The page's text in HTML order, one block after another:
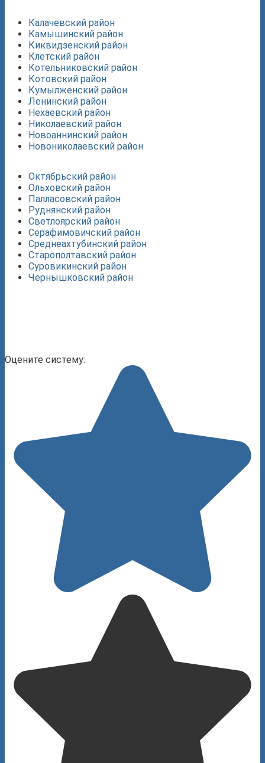
Калачевский район
Камышинский район
Киквидзенский район
Клетский район
Котельниковский район
Котовский район
Кумылженский район
Ленинский район
Нехаевский район
Николаевский район
Новоаннинский район
Новониколаевский район
Октябрьский район
Ольховский район
Палласовский район
Руднянский район
Светлоярский район
Серафимовичский район
Среднеахтубинский район
Старополтавский район
Суровикинский район
Чернышковский район
Оцените систему: